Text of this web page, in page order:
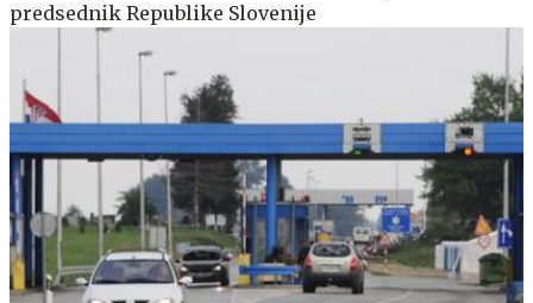
predsednik Republike Slovenije